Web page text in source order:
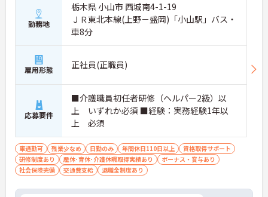
勤務地
栃木県 小山市 西城南4-1-19
ＪＲ東北本線(上野－盛岡)「小山駅」バス・
車8分
雇用形態 正社員(正職員)
応募要件
■介護職員初任者研修（ヘルパー2級）以
上 いずれか必須 ■経験：実務経験1年以
上 必須
車通勤可 残業少なめ 日勤のみ 年間休日110日以上
資格取得サポート
研修制度あり
産休･育休･介護休暇取得実績あり
ボーナス・賞与あり
社会保険完備
交通費支給 退職金制度あり